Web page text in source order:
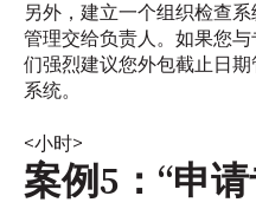
另外，建立一个组织检查
管理交给负责人。如果您
们强烈建议您外包截止日
系统。
<小时>
案例5：“申